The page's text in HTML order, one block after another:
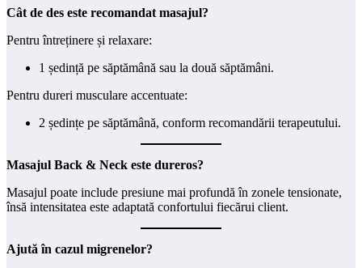
Cât de des este recomandat masajul?
Pentru întreținere și relaxare:
1 ședință pe săptămână sau la două săptămâni.
Pentru dureri musculare accentuate:
2 ședințe pe săptămână, conform recomandării terapeutului.
Masajul Back & Neck este dureros?
Masajul poate include presiune mai profundă în zonele tensionate,
însă intensitatea este adaptată confortului fiecărui client.
Ajută în cazul migrenelor?